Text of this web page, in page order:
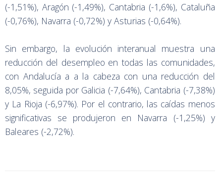
(-1,51%), Aragón (-1,49%), Cantabria (-1,6%), Cataluña
(-0,76%), Navarra (-0,72%) y Asturias (-0,64%).
Sin embargo, la evolución interanual muestra una
reducción del desempleo en todas las comunidades,
con Andalucía a a la cabeza con una reducción del
8,05%, seguida por Galicia (-7,64%), Cantabria (-7,38%)
y La Rioja (-6,97%). Por el contrario, las caídas menos
significativas se produjeron en Navarra (-1,25%) y
Baleares (-2,72%).